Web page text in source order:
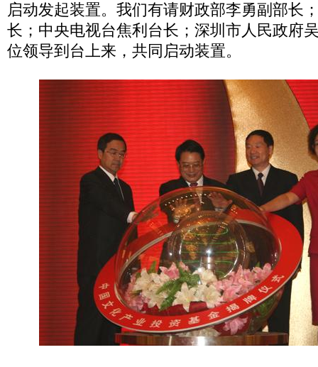
启动发起装置。我们有请财政部李勇副部长
长；中央电视台焦利台长；深圳市人民政府
位领导到台上来，共同启动装置。